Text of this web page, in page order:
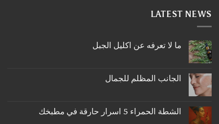
LATEST NEWS
ما لا تعرفه عن اكليل الجبل
على
ما
اكليل
الجبل
الجانب المظلم للجمال
على
الجانب
الشطة الحمراء 5 اسرار حارقة في مطبخك